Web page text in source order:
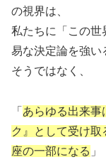
の視界は、
私たちに「この世
易な決定論を強い
そうではなく、
「 あらゆる出来事
ク』として受け
座の一部になる 」